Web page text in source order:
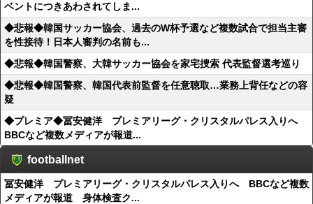
ベントにつきあわされてしま...
◆悲報◆韓国サッカー協会、過去のW杯予選など複数試合で担当主審
を性接待！日本人審判の名前も...
◆悲報◆韓国警察、大韓サッカー協会を家宅捜索 代表監督選考巡り
◆悲報◆韓国警察、韓国代表前監督を任意聴取…業務上背任などの容
疑
◆プレミア◆冨安健洋 プレミアリーグ・クリスタルパレス入りへ
BBCなど複数メディアが報道...
footballnet
冨安健洋 プレミアリーグ・クリスタルパレス入りへ BBCなど複数
メディアが報道 身体検査ク...